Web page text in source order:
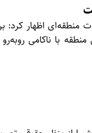
منطقه‌ای اظهار
با ناکامی